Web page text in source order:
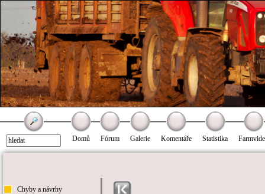
Domů Fórum Galerie Komentáře Statistika
Chyby a návrhy